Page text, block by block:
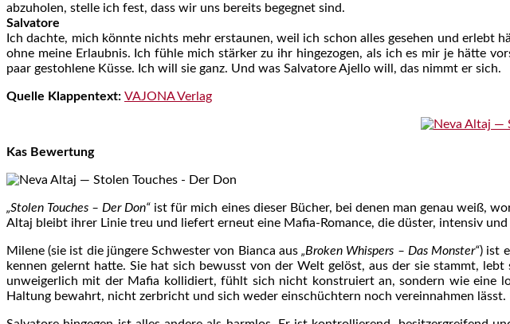
abzuholen, stelle ich fest, dass wir uns bereits begegnet sind.
Salvatore
Ich dachte, mich könnte nichts mehr erstaunen, weil ich schon alles gesehen und erlebt
ohne meine Erlaubnis. Ich fühle mich stärker zu ihr hingezogen, als ich es mir je hätte
paar gestohlene Küsse. Ich will sie ganz. Und was Salvatore Ajello will, das nimmt er sich.
Quelle Klappentext: VAJONA Verlag
Kas Bewertung
„Stolen Touches – Der Don“ ist für mich eines dieser Bücher, bei denen man genau weiß,
Altaj bleibt ihrer Linie treu und liefert erneut eine Mafia-Romance, die düster, intensiv
Milene (sie ist die jüngere Schwester von Bianca aus„Broken Whispers – Das Monster“) ist
kennen gelernt hatte. Sie hat sich bewusst von der Welt gelöst, aus der sie stammt,
unweigerlich mit der Mafia kollidiert, fühlt sich nicht konstruiert an, sondern wie eine
Haltung bewahrt, nicht zerbricht und sich weder einschüchtern noch vereinnahmen